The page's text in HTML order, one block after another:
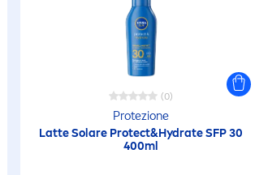
(0)
Protezione
Latte Solare Protect&Hydrate SFP 30
400ml